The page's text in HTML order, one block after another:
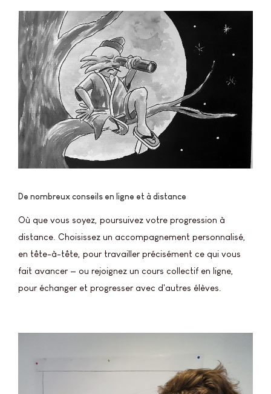
De nombreux conseils en ligne et à distance
Où que vous soyez, poursuivez votre progression à
distance. Choisissez un accompagnement personnalisé,
en tête-à-tête, pour travailler précisément ce qui vous
fait avancer — ou rejoignez un cours collectif en ligne,
pour échanger et progresser avec d'autres élèves.